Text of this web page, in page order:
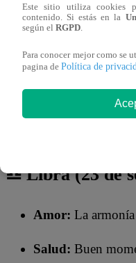
♎ Libra (23 de
Amor: La
Salud: Buen
Este sitio utiliza cookies
contenido. Si estás en la
según el RGPD.
Para conocer mejor como se
pagina de Política de